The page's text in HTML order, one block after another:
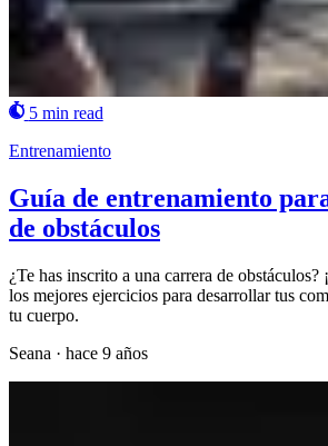
5 min read
Entrenamiento
Guía de entrenamiento
de obstáculos
¿Te has inscrito a una carrera de obstáculos?
los mejores ejercicios para desarrollar tus
tu cuerpo.
Seana · hace 9 años